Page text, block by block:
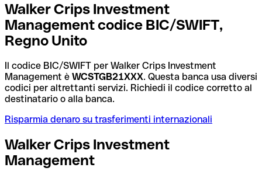
Walker Crips Investment
Management codice BIC/SWIFT,
Regno Unito
Il codice BIC/SWIFT per Walker Crips Investment
Management è WCSTGB21XXX. Questa banca usa diversi
codici per altrettanti servizi. Richiedi il codice corretto al
destinatario o alla banca.
Risparmia denaro su trasferimenti internazionali
Walker Crips Investment
Management